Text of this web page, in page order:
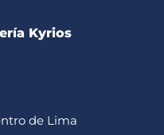
Kyrios
de Lima